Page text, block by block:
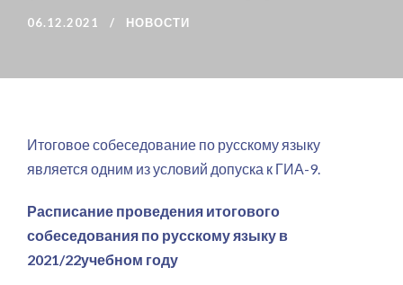
06.12.2021 НОВОСТИ
Итоговое собеседование по русскому языку
является одним из условий допуска к ГИА-9.
Расписание проведения итогового
собеседования по русскому языку в
2021/22учебном году